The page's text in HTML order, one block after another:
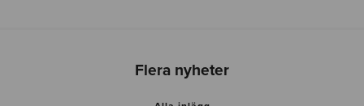
Flera nyheter